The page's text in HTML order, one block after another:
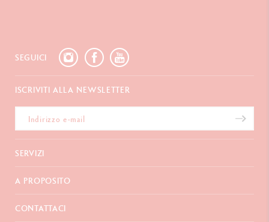
SEGUICI
ISCRIVITI ALLA NEWSLETTER
SERVIZI
E-Carta regalo
Resi
A PROPOSITO
Domande frequenti
CONTATTACI